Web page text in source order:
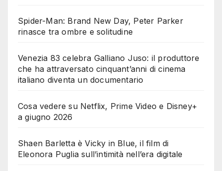
Spider-Man: Brand New Day, Peter Parker
rinasce tra ombre e solitudine
Venezia 83 celebra Galliano Juso: il produttore
che ha attraversato cinquant’anni di cinema
italiano diventa un documentario
Cosa vedere su Netflix, Prime Video e Disney+
a giugno 2026
Shaen Barletta è Vicky in Blue, il film di
Eleonora Puglia sull’intimità nell’era digitale